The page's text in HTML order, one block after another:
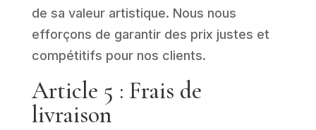
de sa valeur artistique. Nous nous
efforçons de garantir des prix justes et
compétitifs pour nos clients.
Article 5 : Frais de
livraison